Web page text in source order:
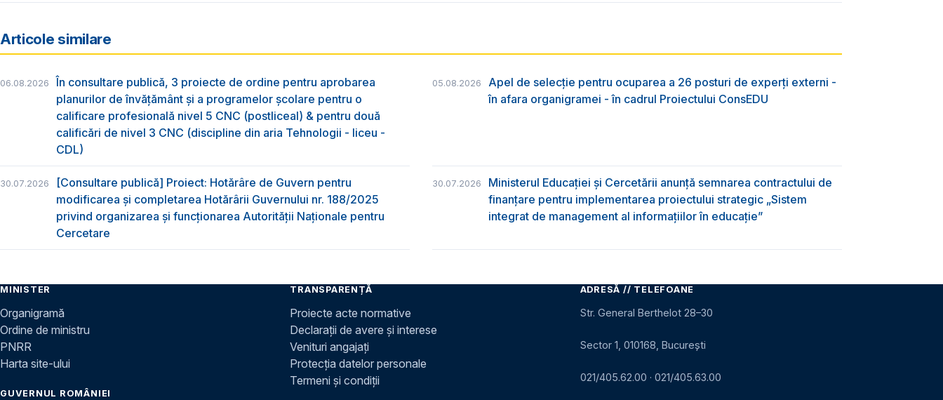
Articole similare
06.08.2026
În consultare publică, 3 proiecte de ordine pentru aprobarea
planurilor de învățământ și a programelor școlare pentru o
calificare profesională nivel 5 CNC (postliceal) & pentru două
calificări de nivel 3 CNC (discipline din aria Tehnologii - liceu -
CDL)
05.08.2026
Apel de selecție pentru ocuparea a 26 posturi de experți externi -
în afara organigramei - în cadrul Proiectului ConsEDU
30.07.2026
[Consultare publică] Proiect: Hotărâre de Guvern pentru
modificarea și completarea Hotărârii Guvernului nr. 188/2025
privind organizarea şi funcţionarea Autorităţii Naţionale pentru
Cercetare
30.07.2026
Ministerul Educației și Cercetării anunță semnarea contractului de
finanțare pentru implementarea proiectului strategic „Sistem
integrat de management al informațiilor în educație”
MINISTER
Organigramă
Ordine de ministru
PNRR
Harta site-ului
GUVERNUL ROMÂNIEI
TRANSPARENȚĂ
Proiecte acte normative
Declarații de avere și interese
Venituri angajați
Protecția datelor personale
Termeni și condiții
ADRESĂ // TELEFOANE
Str. General Berthelot 28–30
Sector 1, 010168, București
021/405.62.00 · 021/405.63.00